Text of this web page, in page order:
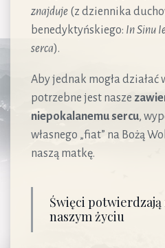
znajduje (z dziennika
benedyktyńskiego: In Sinu
serca).
Aby jednak mogła działać
potrzebne jest nasze
niepokalanemu sercu,
własnego „fiat” na Bożą
naszą matkę.
Święci
naszym życiu